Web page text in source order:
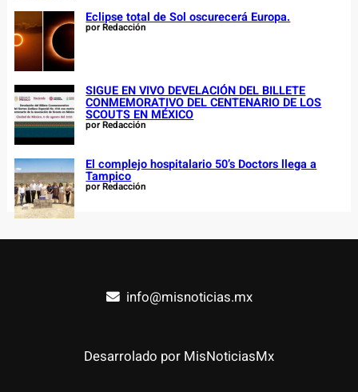
Eclipse total de Sol oscurecerá Europa.
por Redacción
SIGUE EN VIVO DEVELACIÓN DEL BILLETE
CONMEMORATIVO DEL CENTENARIO DE LOS
SCOUTS EN MÉXICO
por Redacción
El complejo hospitalario 50’s Doctors llega a
Tampico
por Redacción
info@misnoticias.mx
Desarrolado por MisNoticiasMx